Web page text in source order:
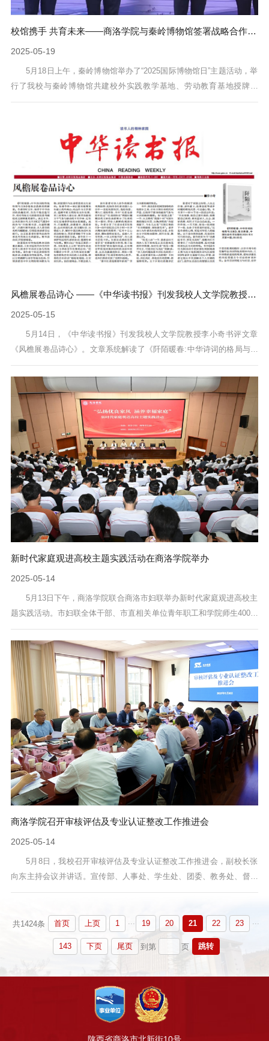
校馆携手 共育未来——商洛学院与秦岭博物馆签署战略合作框架协议
2025-05-19
5月18日上午，秦岭博物馆举办了“2025国际博物馆日”主题活动，举
行了我校与秦岭博物馆共建校外实践教学基地、劳动教育基地授牌仪
式。副校长张向东出席活动。教务处、国内合作与校友工作处、人文学
张向东代表学校向秦岭博物馆实践教学基地、劳动教育基地授牌，秦岭
博物馆馆长雷新锋接牌。我校国内合作与校友工作处副处长张文、秦岭
博物馆副馆长余雪梅分别代表校...
风檐展卷品诗心 ——《中华读书报》刊发我校人文学院教授李小奇书评文章
2025-05-15
5月14日，《中华读书报》刊发我校人文学院教授李小奇书评文章
《风檐展卷品诗心》。文章系统解读了《阡陌暖春:中华诗词的格局与文
脉》一书的逻辑脉络，分享了阅读本书的心得体悟，深入阐释了书中蕴
含的家国格局和生命哲思。《阡陌暖春:中华诗词的格局与文脉》一书，
是我校张志昌教授近期出版的新书。全书共分十一个章节，从多元角度
对浩如烟海的中华诗词进行了精彩阐释，于娓娓道来中带领读者徜徉诗
歌长河，在清风明月间一同体悟...
新时代家庭观进高校主题实践活动在商洛学院举办
2025-05-14
5月13日下午，商洛学院联合商洛市妇联举办新时代家庭观进高校主
题实践活动。市妇联全体干部、市直相关单位青年职工和学院师生400余
人共同学习《习近平关于注重家庭家教家风建设论述摘编》相关篇目。
校地合作共建“商洛市新时代家庭观培育基地”，向全市人民群众发出《构
建新时代家庭观 创造健康幸福生活》倡议书。商洛学院校长权雅宁教授
作“弘扬优良家风 涵养幸福家庭—女性力量的文化与时代重构”专题讲
座。市妇联主席胡燕梅...
商洛学院召开审核评估及专业认证整改工作推进会
2025-05-14
5月8日，我校召开审核评估及专业认证整改工作推进会，副校长张
向东主持会议并讲话。宣传部、人事处、学生处、团委、教务处、督导
与评估中心、国际合作与交流处、资产管理处、信息化建设与管理处负
证整改工作的重要性。各单位要严格按照整改方案，对标认证专家反馈
问题等推进整改工作，要将工作“做在日常 抓在经常”，主动思考谋划审
核评估、专业认证整改工作...
共1424条 首页 上页 1 ... 19 20 21 22 23 ...
143 下页 尾页 到第 页 跳转